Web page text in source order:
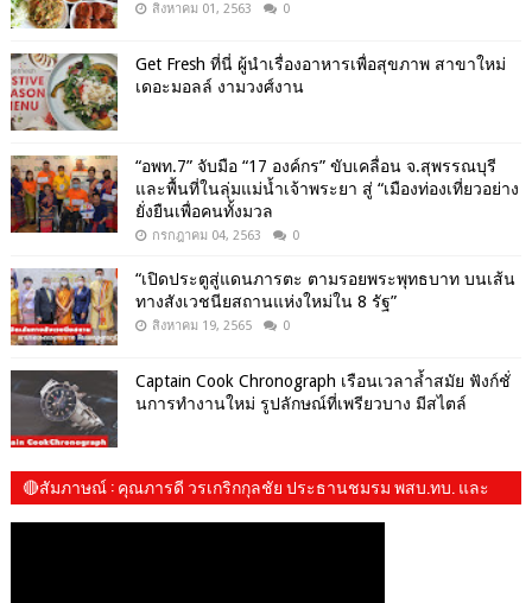
สิงหาคม 01, 2563 0
Get​ Fresh​ ที่นี่ ผู้นำเรื่องอาหารเพื่อสุขภาพ​ สาขาใหม่
เดอะมอลล์ งามวงศ์งาน
“อพท.7” จับมือ “17 องค์กร” ขับเคลื่อน จ.สุพรรณบุรี
และพื้นที่ในลุ่มแม่น้ำเจ้าพระยา สู่ “เมืองท่องเที่ยวอย่าง
ยั่งยืนเพื่อคนทั้งมวล
กรกฎาคม 04, 2563 0
“เปิดประตูสู่แดนภารตะ ตามรอยพระพุทธบาท บนเส้น
ทางสังเวชนียสถานแห่งใหม่ใน 8 รัฐ”
สิงหาคม 19, 2565 0
Captain Cook Chronograph เรือนเวลาล้ำสมัย ฟังก์ชั่
นการทำงานใหม่ รูปลักษณ์ที่เพรียวบาง มีสไตล์
🔴สัมภาษณ์​ : คุณภารดี วรเกริกกุลชัย ประธานชมรม พสบ.ทบ. และ​
น้องปันปัน